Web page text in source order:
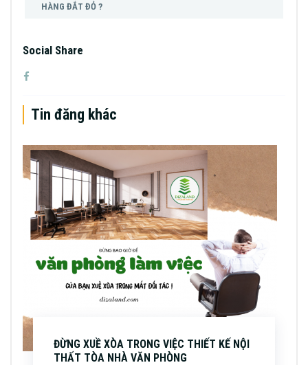
HÀNG ĐẮT ĐỎ ?
Social Share
Tin đăng khác
ĐỪNG XUỀ XÒA TRONG VIỆC THIẾT KẾ NỘI
THẤT TÒA NHÀ VĂN PHÒNG